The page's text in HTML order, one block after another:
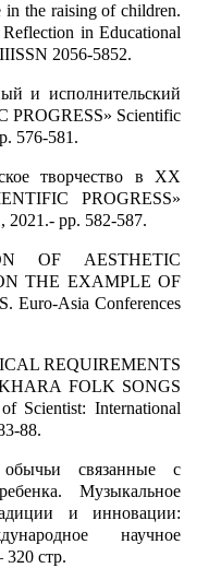
the raising of children.
in Educational
2056-5852.
и исполнительский
PROGRESS» Scientific
576-581.
творчество в ХХ
PROGRESS»
2021.- pp. 582-587.
OF AESTHETIC
THE EXAMPLE OF
Asia Conferences
REQUIREMENTS
FOLK SONGS
Scientist: International
88.
связанные с
Музыкальное
и инновации:
научное
320 стр.